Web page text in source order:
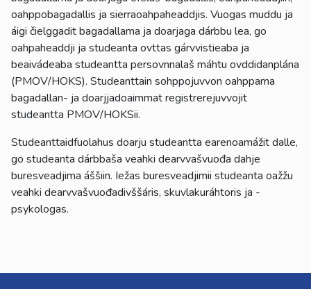
oahppobagadallis ja sierraoahpaheaddjis. Vuogas muddu ja
áigi čielggadit bagadallama ja doarjaga dárbbu lea, go
oahpaheaddji ja studeanta ovttas gárvvistieaba ja
beaivádeaba studeantta persovnnalaš máhtu ovddidanplána
(PMOV/HOKS). Studeanttain sohppojuvvon oahppama
bagadallan- ja doarjjadoaimmat registrerejuvvojit
studeantta PMOV/HOKSii.
Studeanttaidfuolahus doarju studeantta earenoamážit dalle,
go studeanta dárbbaša veahki dearvvašvuođa dahje
buresveadjima áššiin. Iežas buresveadjimii studeanta oažžu
veahki dearvvašvuođadivššáris, skuvlakuráhtoris ja -
psykologas.